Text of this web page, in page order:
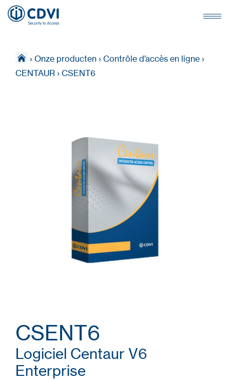
› Onze producten › Contrôle d’accès en ligne ›
CENTAUR › CSENT6
CSENT6
Logiciel Centaur V6
Enterprise